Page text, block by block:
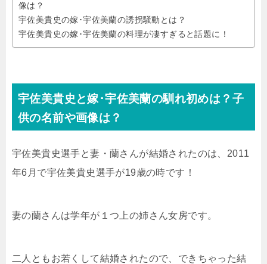
像は？
宇佐美貴史の嫁･宇佐美蘭の誘拐騒動とは？
宇佐美貴史の嫁･宇佐美蘭の料理が凄すぎると話題に！
宇佐美貴史と嫁･宇佐美蘭の馴れ初めは？子
供の名前や画像は？
宇佐美貴史選手と妻・蘭さんが結婚されたのは、2011
年6月で宇佐美貴史選手が19歳の時です！
妻の蘭さんは学年が１つ上の姉さん女房です。
二人ともお若くして結婚されたので、できちゃった結